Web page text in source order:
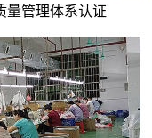
量管理体系认证